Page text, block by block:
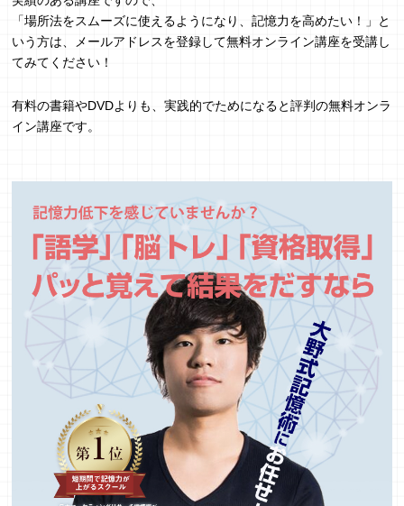
「場所法をスムーズに使えるようになり、記憶力を高めたい！」と
いう方は、メールアドレスを登録して無料オンライン講座を受講し
てみてください！
有料の書籍やDVDよりも、実践的でためになると評判の無料オンラ
イン講座です。